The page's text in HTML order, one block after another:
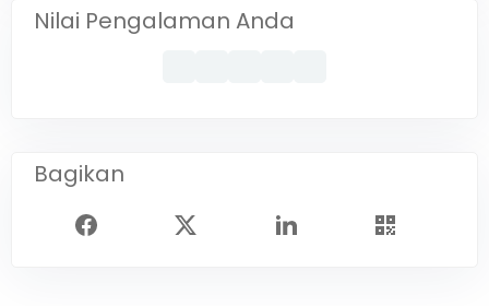
Nilai Pengalaman Anda
Bagikan